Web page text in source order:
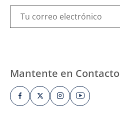
Mantente en Contacto